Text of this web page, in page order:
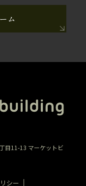
ム
目11-13 マーケットビ
シー